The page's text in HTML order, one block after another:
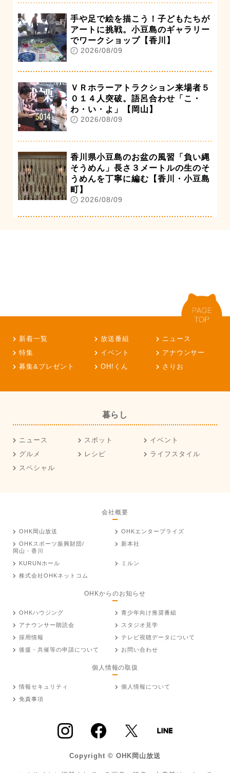
手や足で絵を描こう！子どもたちが
アートに挑戦。小豆島のギャラリー
でワークショップ【香川】
2026/08/09
ＶＲホラーアトラクション来場者５
０１４人突破。語呂合わせ「こ・
わ・い・よ」【岡山】
2026/08/09
香川県小豆島のお盆の風習「負い縄
そうめん」長さ３メートルの生のそ
うめんを丁寧に編む【香川・小豆島
町】
2026/08/09
新着一覧 放送番組
ニュース
特集
イベント
アナウンサー
募集&プレゼント
OH!くん さりお
暮らし
ニュース スポット
イベント
グルメ
レシピ
ライフスタイル
スペシャル
会社概要
OHK岡山放送
OHKエンタープライズ
OHKスポーツ振興財団/
岡山・香川
新本社
KURUNホール
ミルン
株式会社OHKネットコム
OHKからのお知らせ
OHKハウジング
青少年向け推奨番組
アナウンサー朗読会
スタジオ見学
採用情報
テレビ視聴データについて
後援・共催等の申請について
お問い合わせ
個人情報の取扱
情報セキュリティ
個人情報について
免責事項
Copyright © OHK岡山放送